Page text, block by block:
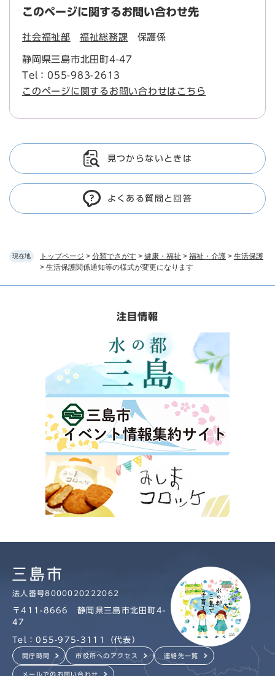
現在地 トップページ > 分類でさがす > 健康・福祉 > 福祉・介護 > 生活保護
> 生活保護関係通知等の様式が変更になります
このページに関するお問い合わせ先
社会福祉部 福祉総務課 保護係
静岡県三島市北田町4-47
Tel：055-983-2613
このページに関するお問い合わせはこちら
見つからないときは
よくある質問と回答
注目情報
法人番号8000020222062
〒411-8666 静岡県三島市北田町4-
47
Tel：055-975-3111（代表）
開庁時間 市役所へのアクセス 連絡先一覧
メールでのお問い合わせ